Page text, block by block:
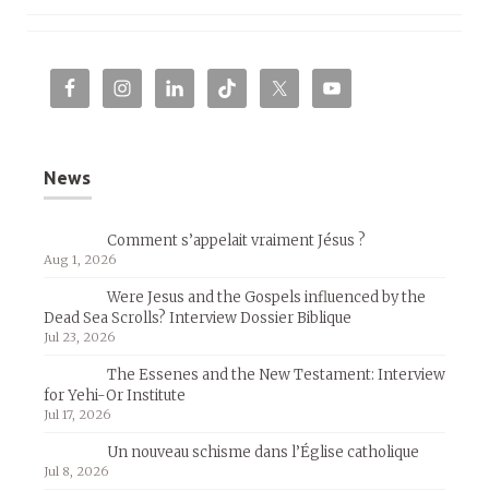
News
Comment s’appelait vraiment Jésus ?
Aug 1, 2026
Were Jesus and the Gospels influenced by the
Dead Sea Scrolls? Interview Dossier Biblique
Jul 23, 2026
The Essenes and the New Testament: Interview
for Yehi-Or Institute
Jul 17, 2026
Un nouveau schisme dans l’Église catholique
Jul 8, 2026